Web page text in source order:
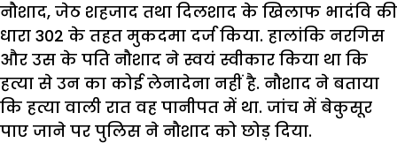
नौशाद, जेठ शहजाद तथा दिलशाद के खिलाफ भादंवि की
धारा 302 के तहत मुकदमा दर्ज किया. हालांकि नरगिस
और उस के पति नौशाद ने स्वयं स्वीकार किया था कि
हत्या से उन का कोई लेनादेना नहीं है. नौशाद ने बताया
कि हत्या वाली रात वह पानीपत में था. जांच में बेकुसूर
पाए जाने पर पुलिस ने नौशाद को छोड़ दिया.